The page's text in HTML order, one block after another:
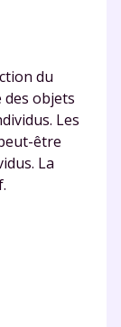
du
objets
Les
être
La
Pour
pouvez